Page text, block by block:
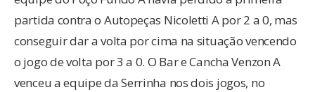
partida contra o Autopeças Nicoletti A por 2 a 0, mas
conseguir dar a volta por cima na situação vencendo
o jogo de volta por 3 a 0. O Bar e Cancha Venzon A
venceu a equipe da Serrinha nos dois jogos, no